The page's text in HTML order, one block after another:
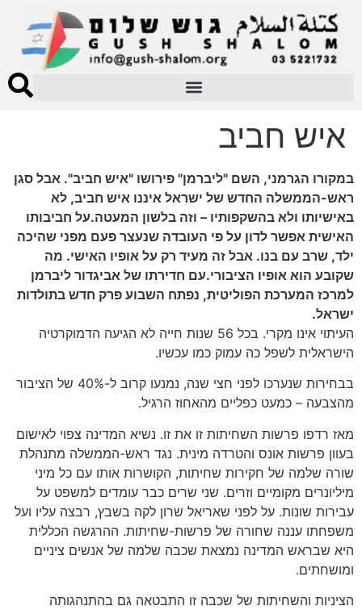
איש חביב
במקורו הגרמני, השם "ליברמן" פירושו "איש חביב". אבל סגן
ראש-הממשלה החדש של ישראל איננו איש חביב, לא
באישיותו ולא בהשקפותיו – וזה בלשון המעטה.על חביבותו
האישית אפשר לדון על פי העובדה שנעצר פעם מפני שהיכה
ילד, שרב עם בנו. אבל זה מעיד רק על אופיו האישי. מה
שקובע הוא אופיו הציבורי.עם חדירתו של אביגדור ליברמן
למרכז המערכת הפוליטית, נפתח השבוע פרק חדש בתולדות
ישראל.
העיתוי אינו מקרי. בכל 56 שנות חייה לא הגיעה הדמוקרטיה
הישראלית לשפל כה עמוק כמו עכשיו.
בבחירות שנערכו לפני חצי שנה, נמנעו קרוב ל-40% של הציבור
מהצבעה – כמעט כפליים מהאחוז הרגיל.
מאז רדפו פרשות השחיתות זו את זו. נשיא המדינה צפוי לאישום
בעוון פרשות אונס והטרדה מינית. נגד ראש-הממשלה מתנהלת
שורה שלמה של חקירות שחיתות, הקושרות אותו עם כל מיני
מיליונרים מקומיים וזרים. שני שרים כבר עומדים למשפט על
עבירות שונות. על לפני שאריאל שרון לקה בשבץ, רבצה עליו ועל
משפחתו עננה שחורה של פרשות-שחיתות. ההרגשה הכללית
היא שבראש המדינה נמצאת שכבה שלמה של אנשים ציניים
ומושחתים.
הציניות והשחיתות של שכבה זו התבטאה גם בהתנהגותה